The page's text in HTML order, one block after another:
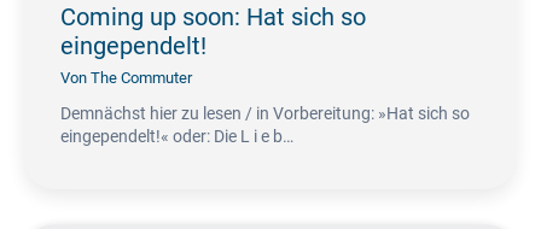
Coming up soon: Hat sich so
eingependelt!
Von The Commuter
Demnächst hier zu lesen / in Vorbereitung: »Hat sich so
eingependelt!« oder: Die L i e b…